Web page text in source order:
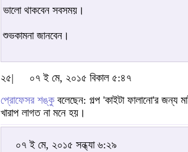
ভালো থাকবেন সবসময়।
শুভকামনা জানবেন।
২৫|
০৭ ই মে, ২০১৫ বিকাল ৫:৪৭
প্রোফেসর শঙ্কুবলেছেন: গল্প 'কাইটা ফালানো'র জন্য
খারাপ লাগত না মনে হয়।
০৭ ই মে, ২০১৫ সন্ধ্যা ৬:২৯